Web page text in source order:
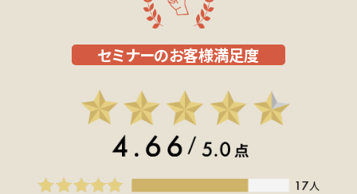
セミナーのお客様満足度